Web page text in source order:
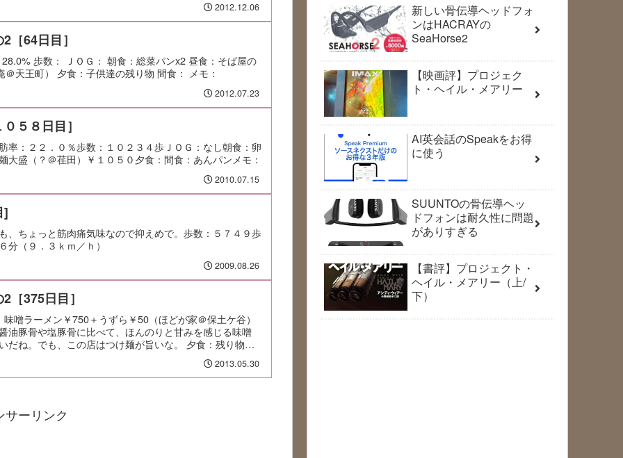
2012.12.06
［64日目］
歩数： ＪＯＧ： 朝食：総菜パンx2 昼食：そば屋の
天王町） 夕食：子供達の残り物 間食： メモ：
2012.07.23
５８日目］
率：２２．０％歩数：１０２３４歩ＪＯＧ：なし朝食：卵
大盛（？＠荏田）￥１０５０夕食：間食：あんパンメモ：
2010.07.15
]
ちょっと筋肉痛気味なので抑えめで。歩数：５７４９歩
（９．３ｋｍ／ｈ）
2009.08.26
［375日目］
噌ラーメン￥750＋うずら￥50（ほどが家＠保土ケ谷）
豚骨や塩豚骨に比べて、ほんのりと甘みを感じる味噌
だね。でも、この店はつけ麺が旨いな。 夕食：残り物
2013.05.30
サーリンク
新しい骨伝導ヘッドフォ
ンはHACRAYの
SeaHorse2
【映画評】プロジェク
ト・ヘイル・メアリー
AI英会話のSpeakをお得
に使う
SUUNTOの骨伝導ヘッ
ドフォンは耐久性に問題
がありすぎる
【書評】プロジェクト・
ヘイル・メアリー（上/
下）